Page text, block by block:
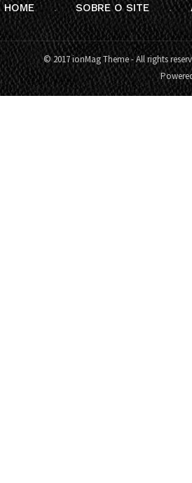
HOME SOBRE O SITE
© 2017 ionMag Theme - All rights